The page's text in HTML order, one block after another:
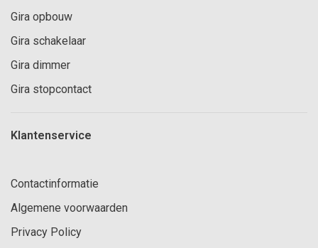
Gira opbouw
Gira schakelaar
Gira dimmer
Gira stopcontact
Klantenservice
Contactinformatie
Algemene voorwaarden
Privacy Policy